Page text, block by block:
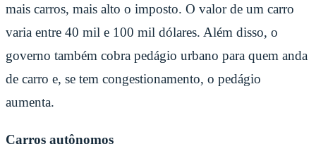
mais carros, mais alto o imposto. O valor de um carro
varia entre 40 mil e 100 mil dólares. Além disso, o
governo também cobra pedágio urbano para quem anda
de carro e, se tem congestionamento, o pedágio
aumenta.
Carros autônomos